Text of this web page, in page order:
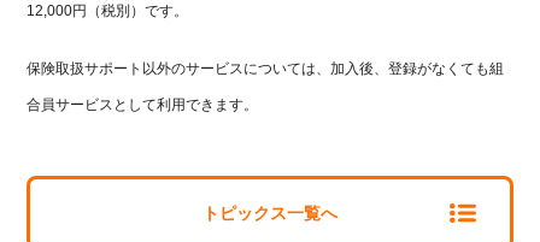
12,000円（税別）です。
保険取扱サポート以外のサービスについては、加入後、登録がなくても組
合員サービスとして利用できます。
トピックス一覧へ